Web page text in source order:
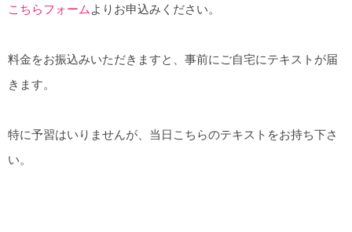
こちらフォーム よりお申込みください。
料金をお振込みいただきますと、事前にご自宅にテキストが届
きます。
特に予習はいりませんが、当日こちらのテキストをお持ち下さ
い。